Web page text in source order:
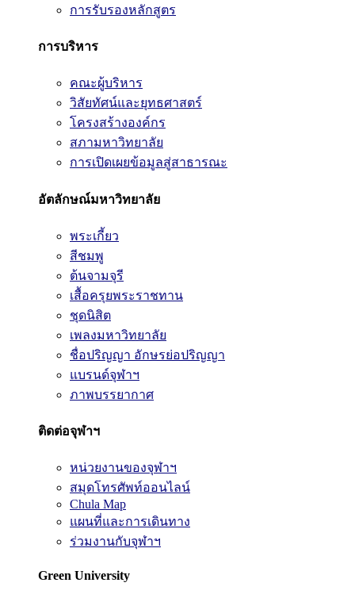
การรับรองหลักสูตร
การบริหาร
คณะผู้บริหาร
วิสัยทัศน์และยุทธศาสตร์
โครงสร้างองค์กร
สภามหาวิทยาลัย
การเปิดเผยข้อมูลสู่สาธารณะ
อัตลักษณ์มหาวิทยาลัย
พระเกี้ยว
สีชมพู
ต้นจามจุรี
เสื้อครุยพระราชทาน
ชุดนิสิต
เพลงมหาวิทยาลัย
ชื่อปริญญา อักษรย่อปริญญา
แบรนด์จุฬาฯ
ภาพบรรยากาศ
ติดต่อจุฬาฯ
หน่วยงานของจุฬาฯ
สมุดโทรศัพท์ออนไลน์
Chula Map
แผนที่และการเดินทาง
ร่วมงานกับจุฬาฯ
Green University